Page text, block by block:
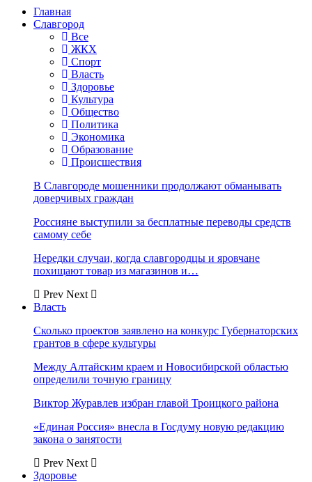
Главная
Славгород
Все
ЖКХ
Спорт
Власть
Здоровье
Культура
Общество
Политика
Экономика
Образование
Происшествия
В Славгороде мошенники продолжают обманывать
доверчивых граждан
Россияне выступили за бесплатные переводы средств
самому себе
Нередки случаи, когда славгородцы и яровчане
похищают товар из магазинов и…
Prev Next
Власть
Сколько проектов заявлено на конкурс Губернаторских
грантов в сфере культуры
Между Алтайским краем и Новосибирской областью
определили точную границу
Виктор Журавлев избран главой Троицкого района
«Единая Россия» внесла в Госдуму новую редакцию
закона о занятости
Prev Next
Здоровье